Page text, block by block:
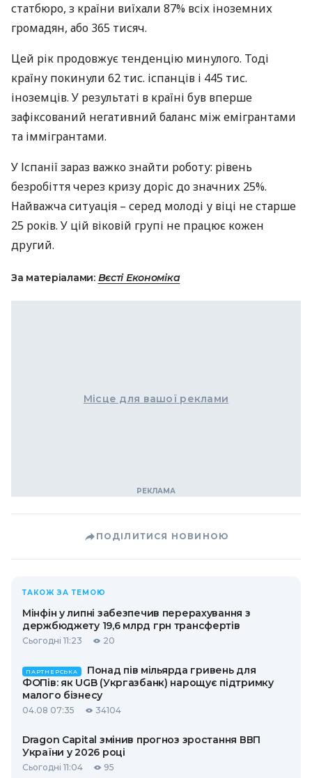
статбюро, з країни виїхали 87% всіх іноземних
громадян, або 365 тисяч.
Цей рік продовжує тенденцію минулого. Тоді
країну покинули 62 тис. іспанців і 445 тис.
іноземців. У результаті в країні був вперше
зафіксований негативний баланс між емігрантами
та іммігрантами.
У Іспанії зараз важко знайти роботу: рівень
безробіття через кризу доріс до значних 25%.
Найважча ситуація – серед молоді у віці не старше
25 років. У цій віковій групі не працює кожен
другий.
За матеріалами: Вєсті Економіка
Місце для вашої реклами
ПОДІЛИТИСЯ НОВИНОЮ
ТАКОЖ ЗА ТЕМОЮ
Мінфін у липні забезпечив перерахування з
держбюджету 19,6 млрд грн трансфертів
Сьогодні 11:23 20
ПАРТНЕРСЬКА
Понад пів мільярда гривень для
ФОПів: як UGB (Укргазбанк) нарощує підтримку
малого бізнесу
04.08 07:35 34104
Dragon Capital змінив прогноз зростання ВВП
України у 2026 році
Сьогодні 11:04 95